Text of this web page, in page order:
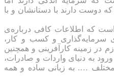
دوست دارند با دستانشان و با
است که ‌اطلاعات کافی درباره‌ی
سرمایه‌گذاری و کسب و کار،
در زمینه کارآفرینی و همچنین
به دنیای واردات و صادرات،
…. به زبانی ساده و همه